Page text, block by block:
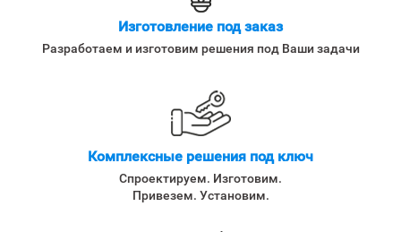
Изготовление под заказ
Разработаем и изготовим решения под Ваши задачи
Комплексные решения под ключ
Спроектируем. Изготовим.
Привезем. Установим.